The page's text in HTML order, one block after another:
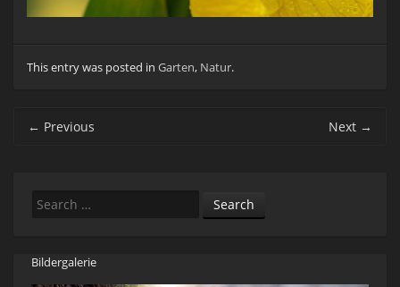
This entry was posted in Garten, Natur.
Post navigation
← Previous Next →
Search
Bildergalerie